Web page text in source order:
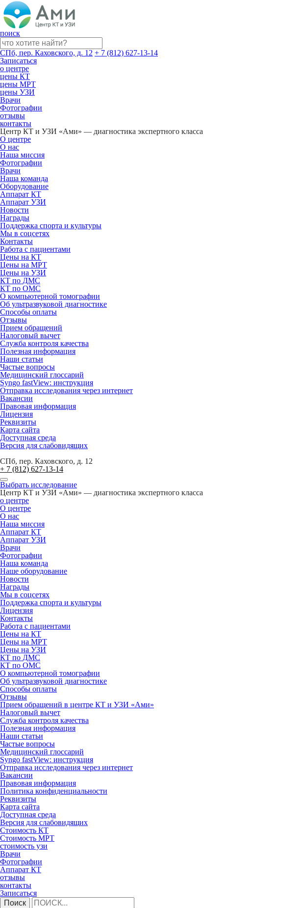
поиск
СПб, пер. Каховского, д. 12 + 7 (812) 627-13-14
Записаться
о центре
цены КТ
цены МРТ
цены УЗИ
Врачи
Фотографии
отзывы
контакты
Центр КТ и УЗИ «Ами» — диагностика экспертного класса
О центре
О нас
Наша миссия
Фотографии
Врачи
Наша команда
Оборудование
Аппарат КТ
Аппарат УЗИ
Новости
Награды
Поддержка спорта и культуры
Мы в соцсетях
Контакты
Работа с пациентами
Цены на КТ
Цены на МРТ
Цены на УЗИ
КТ по ДМС
КТ по ОМС
О компьютерной томографии
Об ультразвуковой диагностике
Способы оплаты
Отзывы
Прием обращений
Налоговый вычет
Служба контроля качества
Полезная информация
Наши статьи
Частые вопросы
Медицинский глоссарий
Syngo fastView: инструкция
Отправка исследования через интернет
Вакансии
Правовая информация
Лицензия
Реквизиты
Карта сайта
Доступная среда
Версия для слабовидящих
СПб, пер. Каховского, д. 12
+ 7 (812) 627-13-14
Выбрать исследование
Центр КТ и УЗИ «Ами» — диагностика экспертного класса
о центре
О центре
О нас
Наша миссия
Аппарат КТ
Аппарат УЗИ
Врачи
Фотографии
Наша команда
Наше оборудование
Новости
Награды
Мы в соцсетях
Поддержка спорта и культуры
Лицензия
Контакты
Работа с пациентами
Цены на КТ
Цены на МРТ
Цены на УЗИ
КТ по ДМС
КТ по ОМС
О компьютерной томографии
Об ультразвуковой диагностике
Способы оплаты
Отзывы
Прием обращений в центре КТ и УЗИ «Ами»
Налоговый вычет
Служба контроля качества
Полезная информация
Наши статьи
Частые вопросы
Медицинский глоссарий
Syngo fastView: инструкция
Отправка исследования через интернет
Вакансии
Правовая информация
Политика конфиденциальности
Реквизиты
Карта сайта
Доступная среда
Версия для слабовидящих
Стоимость КТ
Стоимость МРТ
стоимость узи
Врачи
Фотографии
Аппарат КТ
отзывы
контакты
Записаться
Поиск